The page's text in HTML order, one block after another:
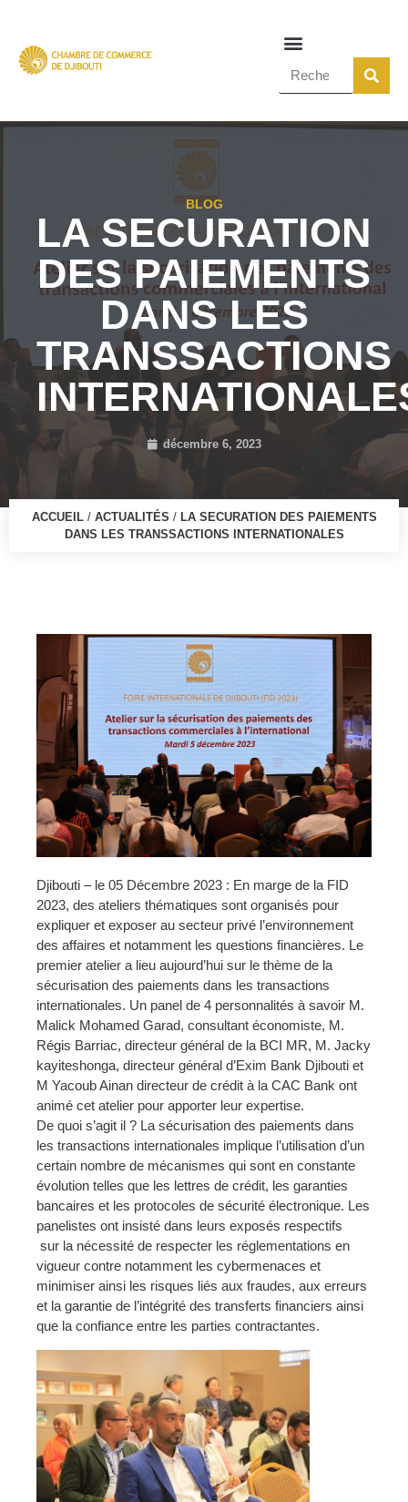
BLOG
LA SECURATION
DES PAIEMENTS
DANS LES
TRANSSACTIONS
décembre 6, 2023
ACCUEIL/ ACTUALITÉS / LA SECURATION DES PAIEMENTS
DANS LES TRANSSACTIONS INTERNATIONALES
Djibouti – le 05 Décembre 2023 : En marge de la FID
2023, des ateliers thématiques sont organisés pour
expliquer et exposer au secteur privé l’environnement
des affaires et notamment les questions financières. Le
premier atelier a lieu aujourd’hui sur le thème de la
sécurisation des paiements dans les transactions
internationales. Un panel de 4 personnalités à savoir M.
Malick Mohamed Garad, consultant économiste, M.
Régis Barriac, directeur général de la BCI MR, M. Jacky
kayiteshonga, directeur général d’Exim Bank Djibouti et
M Yacoub Ainan directeur de crédit à la CAC Bank ont
animé cet atelier pour apporter leur expertise.
De quoi s’agit il ? La sécurisation des paiements dans
les transactions internationales implique l’utilisation d’un
certain nombre de mécanismes qui sont en constante
évolution telles que les lettres de crédit, les garanties
bancaires et les protocoles de sécurité électronique. Les
panelistes ont insisté dans leurs exposés respectifs
sur la nécessité de respecter les réglementations en
vigueur contre notamment les cybermenaces et
minimiser ainsi les risques liés aux fraudes, aux erreurs
et la garantie de l’intégrité des transferts financiers ainsi
que la confiance entre les parties contractantes.